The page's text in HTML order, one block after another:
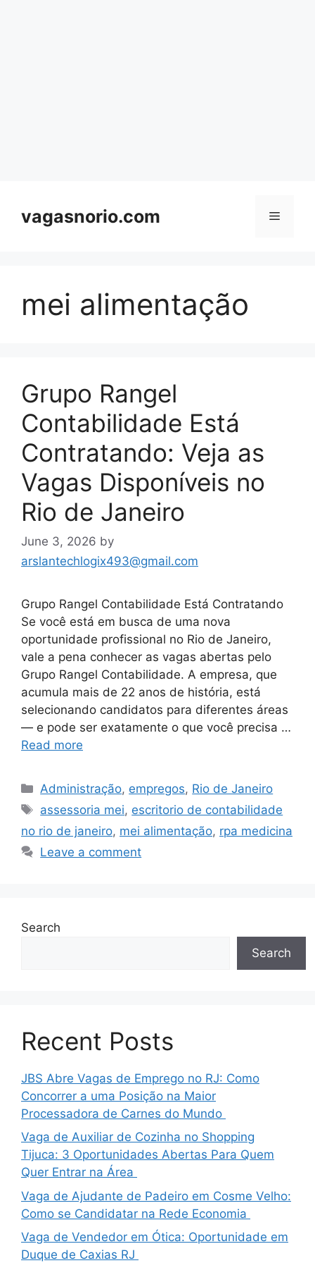
vagasnorio.com Menu
mei alimentação
Grupo Rangel
Contabilidade Está
Contratando: Veja as
Vagas Disponíveis no
Rio de Janeiro
June 3, 2026 by
arslantechlogix493@gmail.com
Grupo Rangel Contabilidade Está Contratando
Se você está em busca de uma nova
oportunidade profissional no Rio de Janeiro,
vale a pena conhecer as vagas abertas pelo
Grupo Rangel Contabilidade. A empresa, que
acumula mais de 22 anos de história, está
selecionando candidatos para diferentes áreas
— e pode ser exatamente o que você precisa …
Read more
Categories
Administração, empregos, Rio de Janeiro
Tags
assessoria mei, escritorio de contabilidade
no rio de janeiro, mei alimentação, rpa medicina
Leave a comment
Search
Search
Recent Posts
JBS Abre Vagas de Emprego no RJ: Como
Concorrer a uma Posição na Maior
Processadora de Carnes do Mundo
Vaga de Auxiliar de Cozinha no Shopping
Tijuca: 3 Oportunidades Abertas Para Quem
Quer Entrar na Área
Vaga de Ajudante de Padeiro em Cosme Velho:
Como se Candidatar na Rede Economia
Vaga de Vendedor em Ótica: Oportunidade em
Duque de Caxias RJ